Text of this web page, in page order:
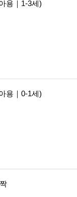
용｜1-3세)
용｜0-1세)